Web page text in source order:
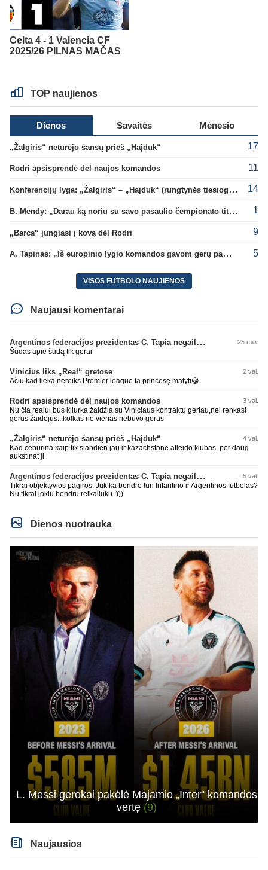
Celta 4 - 1 Valencia CF
2025/26 PILNAS MAČAS
TOP naujienos
Dienos Savaitės Mėnesio
„Žalgiris“ neturėjo šansų prieš „Hajduk“ 17
Rodri apsisprendė dėl naujos komandos 11
Konferencijų lyga: „Žalgiris“ – „Hajduk“ (rungtynės tiesiogiai) 14
B. Mendy: „Darau ką noriu su savo pasaulio čempionato titulu“ 1
„Barca“ jungiasi į kovą dėl Rodri 9
A. Tapinas: „Iš europinio lygio komandos gavom gerų pamokų“ 5
VISOS FUTBOLO NAUJIENOS
Naujausi komentarai
Argentinos federacijos prezidentas C. Tapia negailėjo pagyrų G. Infantino 25 min.
Šūdas apie šūdą tik gerai
Vinicius liks „Real“ gretose 2 val.
Ačiū kad lieka,nereiks Premier league ta princesę matyti😀
Rodri apsisprendė dėl naujos komandos 3 val.
Nu čia realui bus kliurka,žaidžia su Viniciaus kontraktu geriau,nei renkasi
gerus žaidėjus...kolkas ne vienas nebuvo geras
„Žalgiris“ neturėjo šansų prieš „Hajduk“ 4 val.
Kad ceburina kaip tik siandien jau ir kazachstane atleido klubas, per daug
aukstinat ji.
Argentinos federacijos prezidentas C. Tapia negailėjo pagyrų G. Infantino 5 val.
Tikrai objektyvios pagiros. Juk ka bendro turi Infantino ir Argentinos futbolas?
Nu tikrai jokiu bendru reikaliuku :)))
Dienos nuotrauka
L. Messi gerokai pakėlė Majamio „Inter“ komandos
vertę (9)
Naujausios